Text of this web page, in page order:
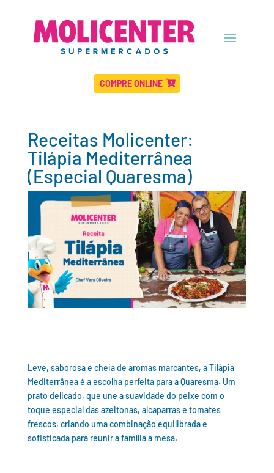
COMPRE ONLINE
Receitas Molicenter:
Tilápia Mediterrânea
(Especial Quaresma)
Leve, saborosa e cheia de aromas marcantes, a Tilápia
Mediterrânea é a escolha perfeita para a Quaresma. Um
prato delicado, que une a suavidade do peixe com o
toque especial das azeitonas, alcaparras e tomates
frescos, criando uma combinação equilibrada e
sofisticada para reunir a família à mesa.